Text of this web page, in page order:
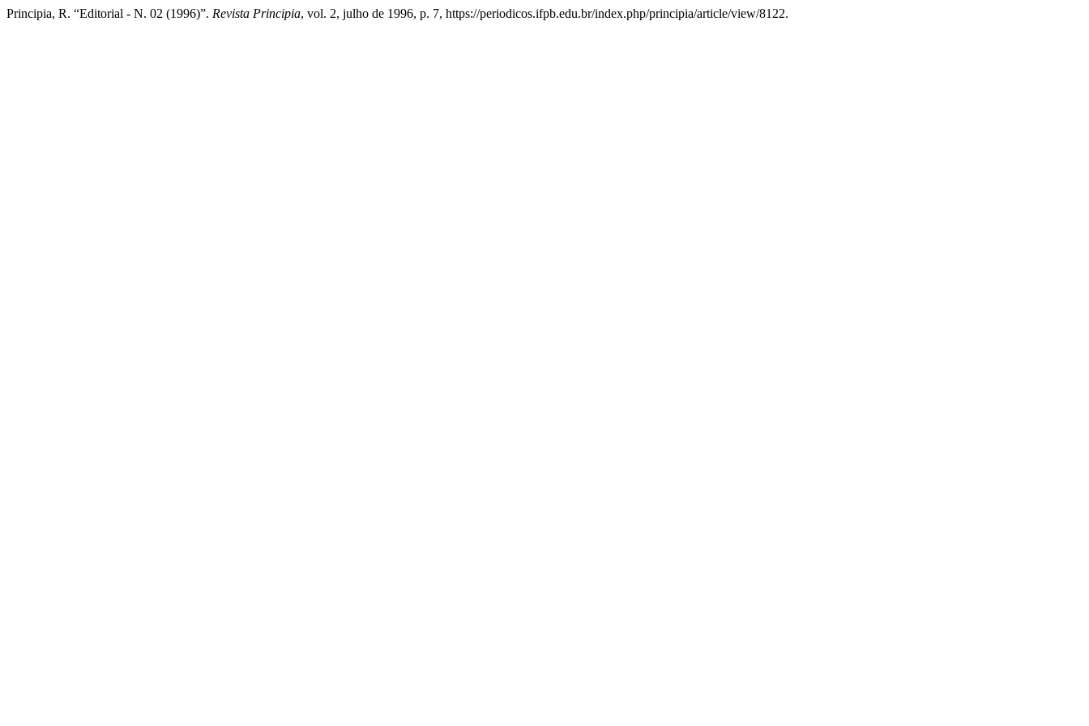
Principia, R. “Editorial - N. 02 (1996)”. Revista Principia, vol. 2, julho de 1996, p. 7, https://periodicos.ifpb.edu.br/index.php/principia/article/view/8122.